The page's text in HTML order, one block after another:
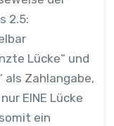
2.5:
Lücke“ und
als Zahlangabe,
EINE Lücke
ein